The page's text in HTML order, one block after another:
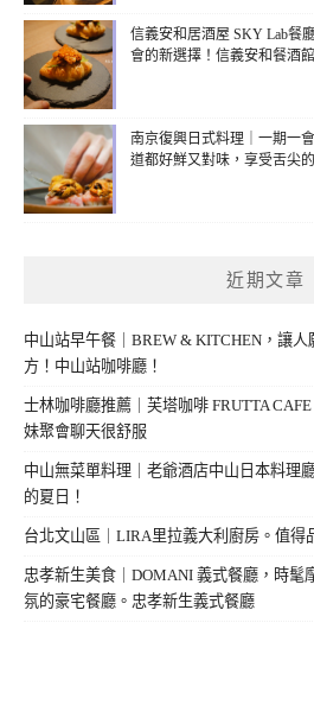
信義安和居酒屋 SKY Lab餐
會的新選擇！信義安和餐酒館
南京復興日式料理｜一期一
道都好鮮又對味，享受舌尖的
近期文章
中山站早午餐｜BREW & KITCHEN，讓
方！中山站咖啡廳！
士林咖啡廳推薦｜芙塔咖啡 FRUTTA
妹聚會聊天很舒服
中山無菜單料理｜老爺酒店中山日本料理
的夏日！
台北文山區｜LIRA里拉義大利廚房。值得
忠孝新生美食｜DOMANI 義式餐廳，時髦
氛的豪宅餐廳。忠孝新生義式餐廳